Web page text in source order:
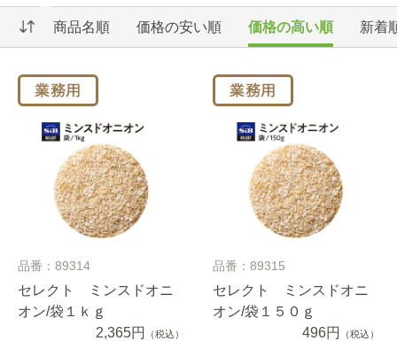
商品名順 価格の安い順 価格の高い順 新着
品番：89314
セレクト ミンスドオニ
オン/袋１ｋｇ
2,365円
（税込）
品番：89315
セレクト ミンスドオニ
オン/袋１５０ｇ
496円
（税込）